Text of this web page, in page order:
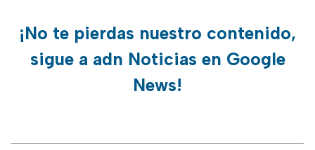
¡No te pierdas nuestro contenido,
sigue a adn Noticias en Google
News!